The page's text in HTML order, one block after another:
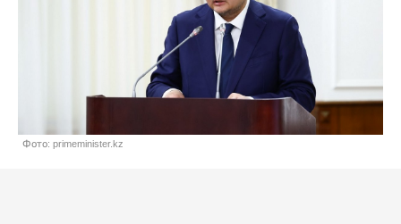
Фото: primeminister.kz